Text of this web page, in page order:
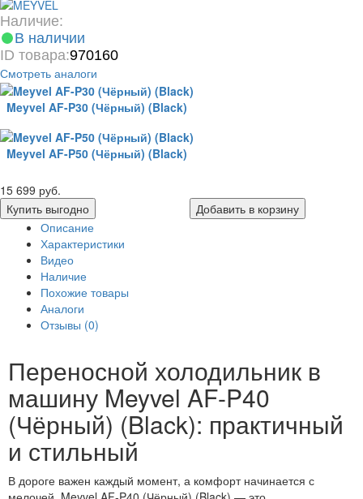
Наличие:
В наличии
ID товара:970160
Смотреть аналоги
Meyvel AF-P30 (Чёрный) (Black)
Meyvel AF-P50 (Чёрный) (Black)
15 699 руб.
Купить выгодно
Добавить в корзину
Описание
Характеристики
Видео
Наличие
Похожие товары
Аналоги
Отзывы (0)
Переносной холодильник в
машину Meyvel AF-P40
(Чёрный) (Black): практичный
и стильный
В дороге важен каждый момент, а комфорт начинается с